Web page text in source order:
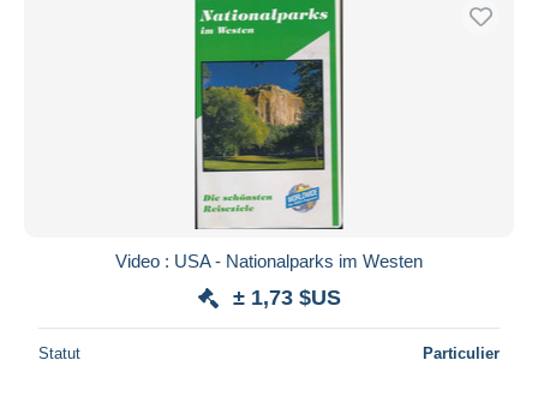
Video : USA - Nationalparks im Westen
± 1,73 $US
Statut Particulier